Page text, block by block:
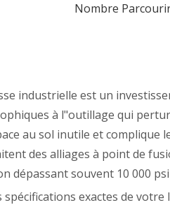
Nombre
industrielle est un
à l"outillage qui
au sol inutile et
des alliages à point de
dépassant souvent 10 000
spécifications exactes de